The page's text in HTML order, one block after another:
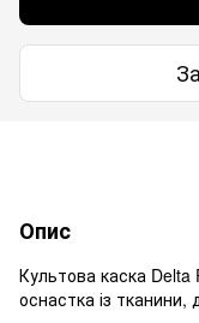
Опис
Культова каска Delta
оснастка із тканини,